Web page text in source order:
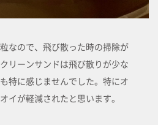
なので、飛び散った時の掃除が
リーンサンドは飛び散りが少な
特に感じませんでした。特にオ
イが軽減されたと思います。